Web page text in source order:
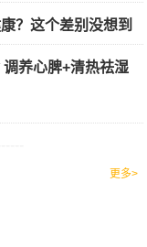
？这个差别没想到
养心脾+清热祛湿
更多>